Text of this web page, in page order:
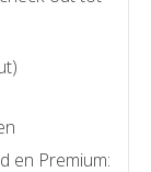
en Premium: